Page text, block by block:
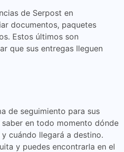
de Serpost en
documentos, paquetes
Estos últimos son
que sus entregas lleguen
de seguimiento para sus
en todo momento dónde
cuándo llegará a destino.
y puedes encontrarla en el